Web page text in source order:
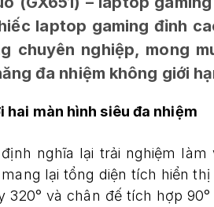
laptop gaming đỉnh
chuyên nghiệp, mong
đa nhiệm không giới
hai màn hình siêu đa nhiệm
nghĩa lại trải nghiệm
lại tổng diện tích hiển
320° và chân đế tích hợp